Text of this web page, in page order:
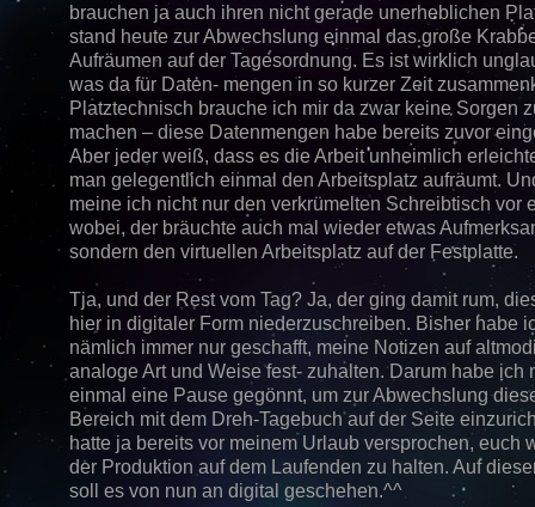
brauchen ja auch ihren nicht gerade unerheblichen
stand heute zur Abwechslung einmal das große
Aufräumen auf der Tagesordnung. Es ist wirklich
was da für Daten- mengen in so kurzer Zeit
Platztechnisch brauche ich mir da zwar keine Sorgen
machen – diese Datenmengen habe bereits zuvor
Aber jeder weiß, dass es die Arbeit unheimlich
man gelegentlich einmal den Arbeitsplatz aufräumt.
meine ich nicht nur den verkrümelten Schreibtisch vor
wobei, der bräuchte auch mal wieder etwas
sondern den virtuellen Arbeitsplatz auf der Festplatte.
Tja, und der Rest vom Tag? Ja, der ging damit rum,
hier in digitaler Form niederzuschreiben. Bisher habe
nämlich immer nur geschafft, meine Notizen auf
analoge Art und Weise fest- zuhalten. Darum habe ich
einmal eine Pause gegönnt, um zur Abwechslung
Bereich mit dem Dreh-Tagebuch auf der Seite
hatte ja bereits vor meinem Urlaub versprochen, euch
der Produktion auf dem Laufenden zu halten. Auf
soll es von nun an digital geschehen.^^